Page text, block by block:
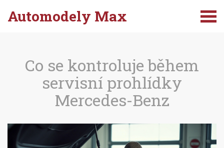
Automodely Max
Co se kontroluje během
servisní prohlídky
Mercedes-Benz